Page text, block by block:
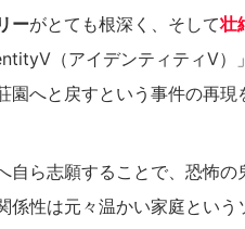
ーがとても根深く、そして壮
（アイデンティティⅤ）
へと戻すという事件の再現
自ら志願することで、恐怖
係性は元々温かい家庭という